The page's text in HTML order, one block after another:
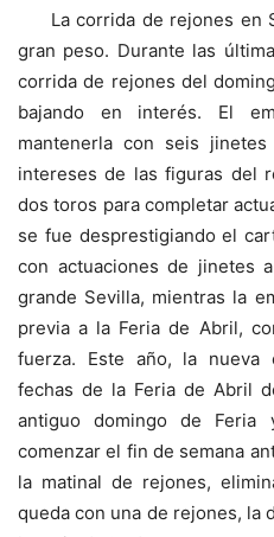
La corrida de rejones en
gran peso. Durante las
corrida de rejones del
bajando en interés. El
mantenerla con seis
intereses de las figuras del
dos toros para completar
se fue desprestigiando el
con actuaciones de jinetes
grande Sevilla, mientras la
previa a la Feria de Abril,
fuerza. Este año, la nueva
fechas de la Feria de Abril
antiguo domingo de Feria
comenzar el fin de semana
la matinal de rejones,
queda con una de rejones, la